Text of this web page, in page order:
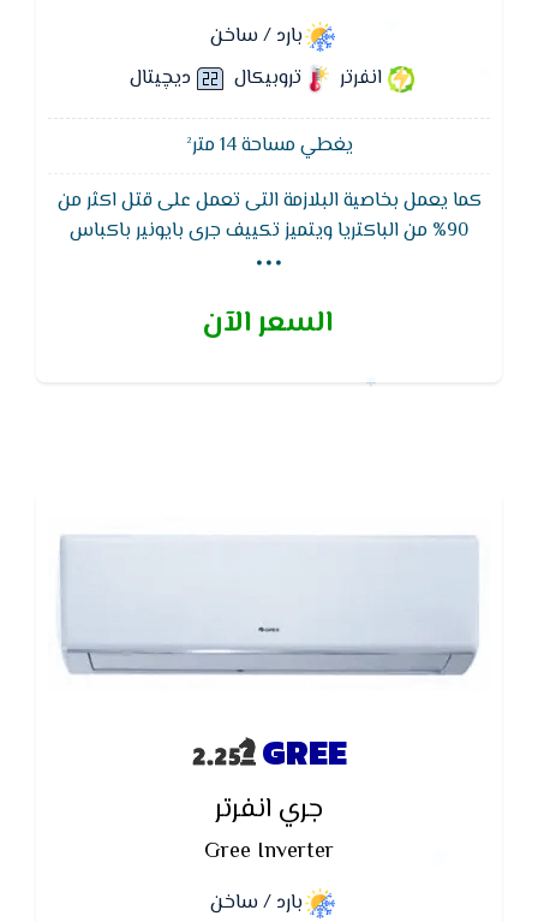
بارد / ساخن
انفرتر
تروبيكال ديچيتال
يغطي مساحة 14 متر²
كما يعمل بخاصية البلازمة التى تعمل على قتل اكثر من
90% من الباكتريا ويتميز تكييف جرى بايونير باكباس
ويتميز بكباس يوفر 50% من استهلاك الكهرباء
...
السعر الآن
GREE
جري انفرتر
Gree Inverter
بارد / ساخن